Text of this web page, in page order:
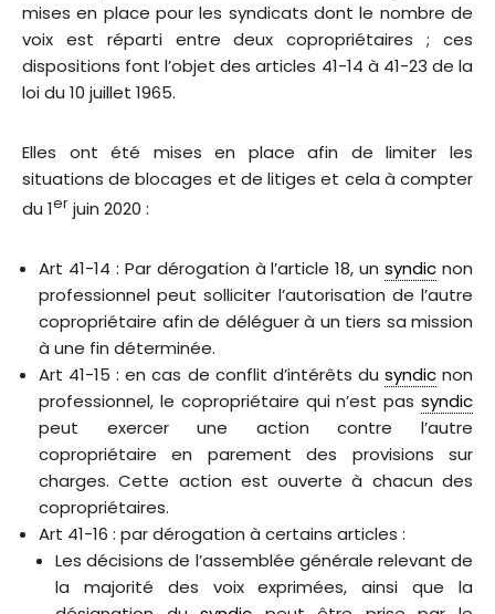
mises en place pour les syndicats dont le nombre de
voix est réparti entre deux copropriétaires ; ces
dispositions font l’objet des articles 41-14 à 41-23 de la
loi du 10 juillet 1965.
Elles ont été mises en place afin de limiter les
situations de blocages et de litiges et cela à compter
du 1er juin 2020 :
Art 41-14 : Par dérogation à l’article 18, unsyndic non
professionnel peut solliciter l’autorisation de l’autre
copropriétaire afin de déléguer à un tiers sa mission
à une fin déterminée.
Art 41-15 : en cas de conflit d’intérêts du syndicnon
professionnel, le copropriétaire qui n’est pas syndic
peut exercer une action contre l’autre
copropriétaire en parement des provisions sur
charges. Cette action est ouverte à chacun des
copropriétaires.
Art 41-16 : par dérogation à certains articles :
Les décisions de l’assemblée générale relevant de
la majorité des voix exprimées, ainsi que la